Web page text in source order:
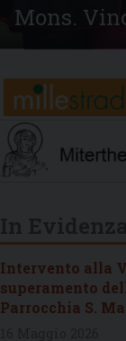
Mons.
Intervento alla
superamento
Parrocchia S.